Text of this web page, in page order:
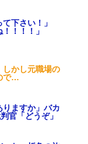
て下さい！」
！！！！」
しかし元職場の
で…
ますか」バカ
官「どうぞ」